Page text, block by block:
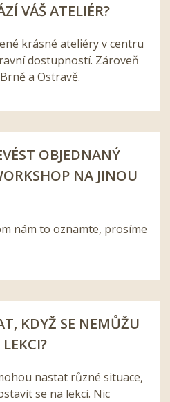
VÁŠ ATELIÉR?
krásné ateliéry v centru
dostupností. Zároveň
a Ostravě.
OBJEDNANÝ
NA JINOU
nám to oznamte, prosíme
KDYŽ SE NEMŮŽU
nastat různé situace,
se na lekci. Nic